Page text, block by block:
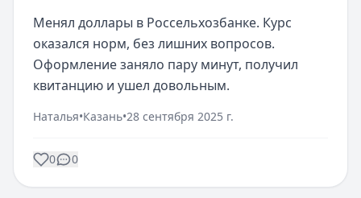
Менял доллары в Россельхозбанке. Курс
оказался норм, без лишних вопросов.
Оформление заняло пару минут, получил
квитанцию и ушел довольным.
Наталья•Казань•28 сентября 2025 г.
0 0